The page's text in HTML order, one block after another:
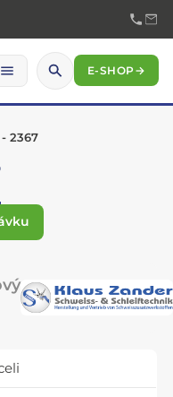
E-SHOP→
2367